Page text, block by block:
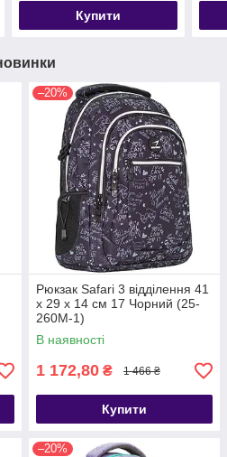
Купити
–20%
Рюкзак Safari 3 відділення 41
x 29 x 14 см 17 Чорний (25-
260M-1)
В наявності
1 172,80 ₴ 1 466 ₴
Купити
–20%